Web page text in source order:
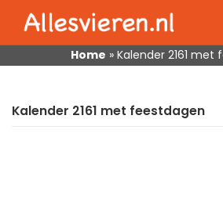
content
Home » Kalender 2161 met
Kalender 2161 met feestdagen